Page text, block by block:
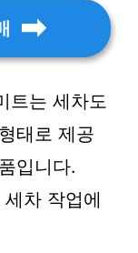
트는 세차도
태로 제공
입니다.
차 작업에